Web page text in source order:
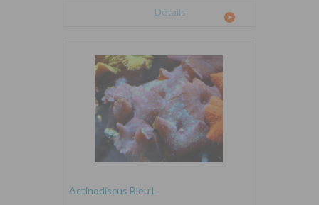
Détails
Actinodiscus Bleu L